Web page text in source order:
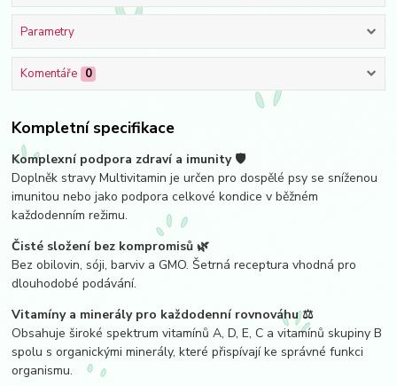
Parametry
Komentáře 0
Kompletní specifikace
Komplexní podpora zdraví a imunity 🛡️
Doplněk stravy Multivitamin je určen pro dospělé psy se sníženou
imunitou nebo jako podpora celkové kondice v běžném
každodenním režimu.
Čisté složení bez kompromisů 🌿
Bez obilovin, sóji, barviv a GMO. Šetrná receptura vhodná pro
dlouhodobé podávání.
Vitamíny a minerály pro každodenní rovnováhu ⚖️
Obsahuje široké spektrum vitamínů A, D, E, C a vitamínů skupiny B
spolu s organickými minerály, které přispívají ke správné funkci
organismu.